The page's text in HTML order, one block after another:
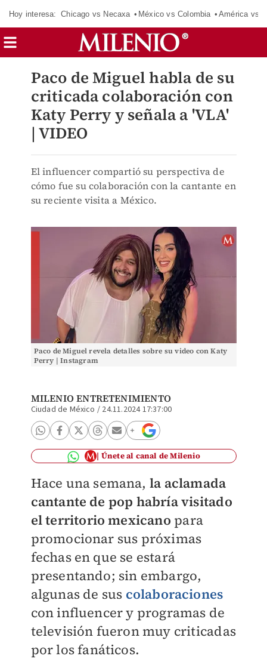
Hoy interesa: Chicago vs Necaxa México vs Colombia América vs
Paco de Miguel habla de su
criticada colaboración con
Katy Perry y señala a 'VLA'
| VIDEO
El influencer compartió su perspectiva de
cómo fue su colaboración con la cantante en
su reciente visita a México.
Paco de Miguel revela detalles sobre su video con Katy
Perry | Instagram
MILENIO ENTRETENIMIENTO
Ciudad de México / 24.11.2024 17:37:00
Únete al canal de Milenio
Hace una semana, la aclamada
cantante de pop habría visitado
el territorio mexicano para
promocionar sus próximas
fechas en que se estará
presentando; sin embargo,
algunas de sus colaboraciones
con influencer y programas de
televisión fueron muy criticadas
por los fanáticos.